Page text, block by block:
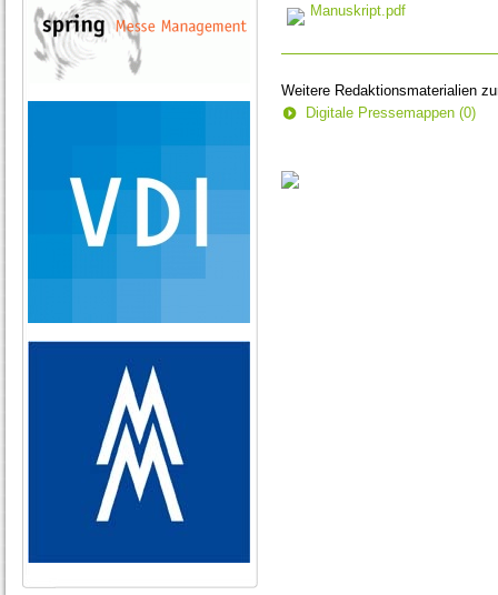
Manuskript.pdf
Weitere Redaktionsmaterialien
Digitale Pressemappen (0)